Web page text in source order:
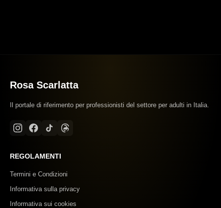
Rosa Scarlatta
Il portale di riferimento per professionisti del settore per adulti in Italia.
REGOLAMENTI
Termini e Condizioni
Informativa sulla privacy
Informativa sui cookies